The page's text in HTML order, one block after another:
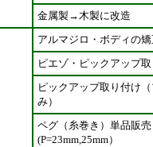
金属製→木製に改造
アルマジロ・ボディの
ピエゾ・ピックアップ
ピックアップ取り付け
み）
ペグ（糸巻き）単品販
(P=23mm,25mm）